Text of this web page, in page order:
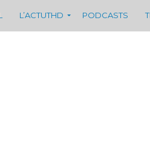
L’ACTUTHD PODCASTS